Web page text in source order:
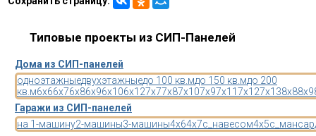
Типовые проекты из СИП-Панелей
Дома из СИП-панелей
одноэтажныедвухэтажныедо 100 кв.мдо 150 кв.мдо 200
кв.м6x66x76x86x96x106x127x77x87x107x97x11 7x127x138x88x9
Гаражи из СИП-панелей
на 1-машину2-машины3-машины4x64x7с_навесом4x5